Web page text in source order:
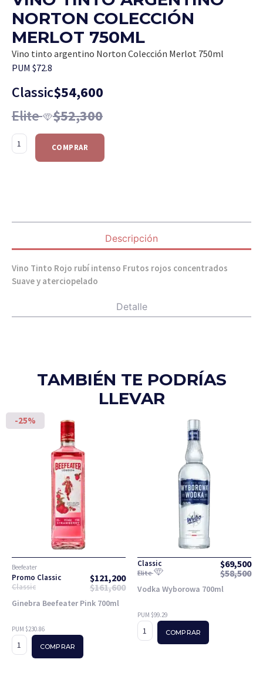
NORTON COLECCIÓN
MERLOT 750ML
Vino tinto argentino Norton Colección Merlot 750ml
PUM $72.8
Classic$54,600
Elite $52,300
COMPRAR
Descripción
Detalle
Vino Tinto Rojo rubí intenso Frutos rojos concentrados
Suave y aterciopelado
TAMBIÉN TE PODRÍAS
LLEVAR
-25%
Beefeater
Promo Classic $121,200
Classic $161,600
Ginebra Beefeater Pink 700ml
PUM $230.86
COMPRAR
Classic $69,500
Elite $58,500
Vodka Wyborowa 700ml
PUM $99.29
COMPRAR